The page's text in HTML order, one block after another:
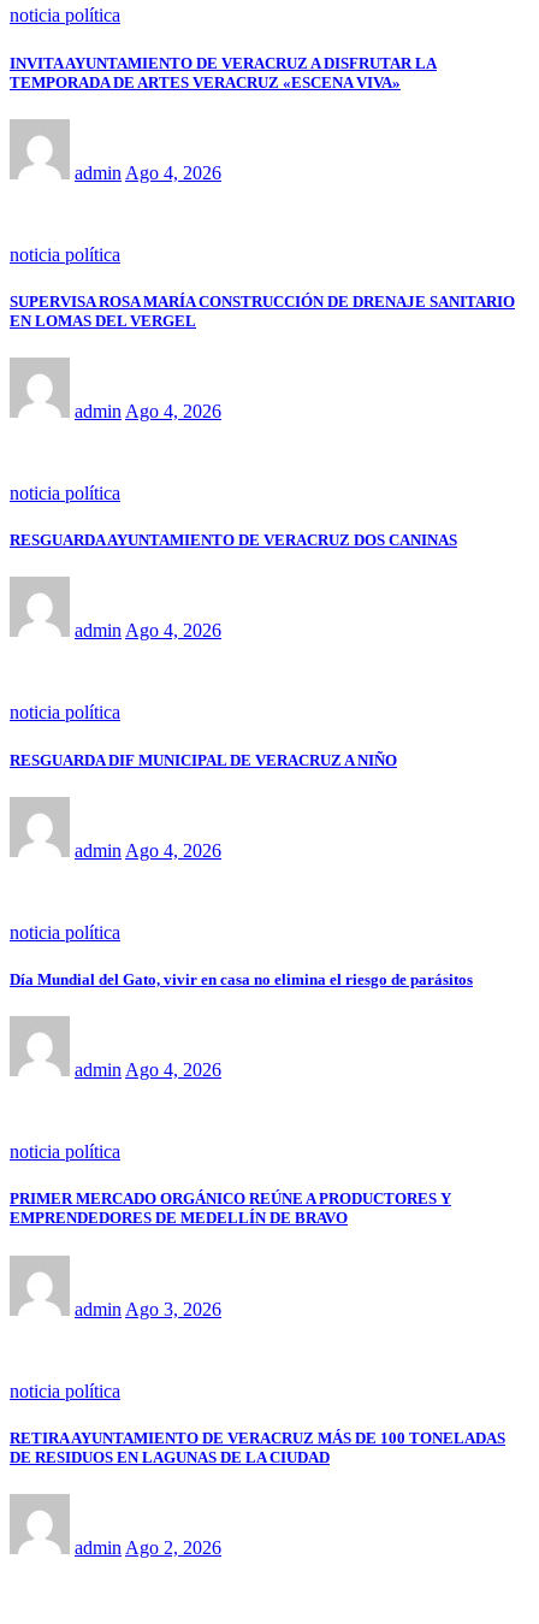
noticia política
INVITA AYUNTAMIENTO DE VERACRUZ A DISFRUTAR LA
TEMPORADA DE ARTES VERACRUZ «ESCENA VIVA»
admin Ago 4, 2026
noticia política
SUPERVISA ROSA MARÍA CONSTRUCCIÓN DE DRENAJE SANITARIO
EN LOMAS DEL VERGEL
admin Ago 4, 2026
noticia política
RESGUARDA AYUNTAMIENTO DE VERACRUZ DOS CANINAS
adminAgo 4, 2026
noticia política
RESGUARDA DIF MUNICIPAL DE VERACRUZ A NIÑO
admin Ago 4, 2026
noticia política
Día Mundial del Gato, vivir en casa no elimina el riesgo de parásitos
admin Ago 4, 2026
noticia política
PRIMER MERCADO ORGÁNICO REÚNE A PRODUCTORES Y
EMPRENDEDORES DE MEDELLÍN DE BRAVO
admin Ago 3, 2026
noticia política
RETIRA AYUNTAMIENTO DE VERACRUZ MÁS DE 100 TONELADAS
DE RESIDUOS EN LAGUNAS DE LA CIUDAD
admin Ago 2, 2026